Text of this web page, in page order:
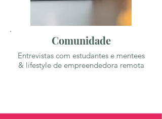
Comunidade
Entrevistas com estudantes e mentees
& lifestyle de empreendedora remota